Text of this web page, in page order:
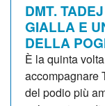
DMT.
GIALLA E
DELLA
È la quinta
accompagnare
del podio più